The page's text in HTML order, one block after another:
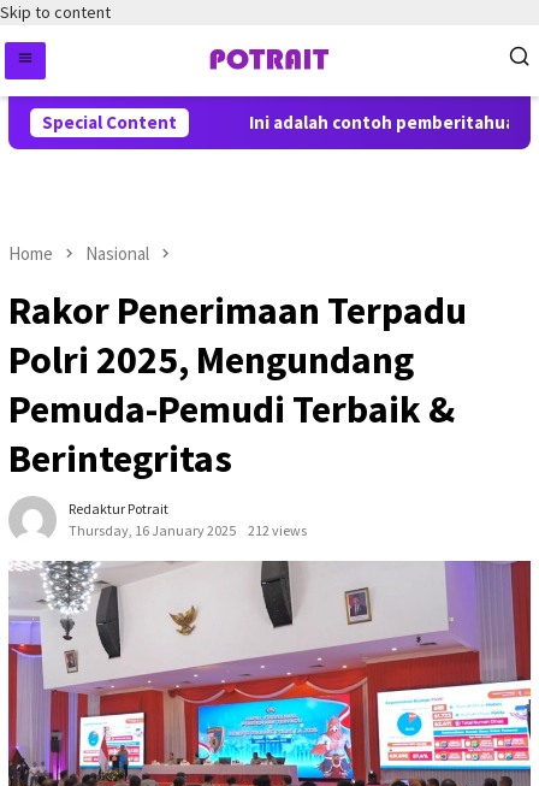
Skip to content
Special Content Ini adalah contoh pemberitahuan
Home Nasional
Rakor Penerimaan Terpadu
Polri 2025, Mengundang
Pemuda-Pemudi Terbaik &
Berintegritas
Redaktur Potrait
Thursday, 16 January 2025
212 views